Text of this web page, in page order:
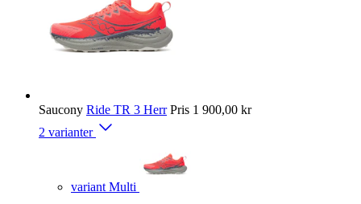
Saucony Ride TR 3 Herr Pris 1 900,00 kr
2 varianter
variant Multi